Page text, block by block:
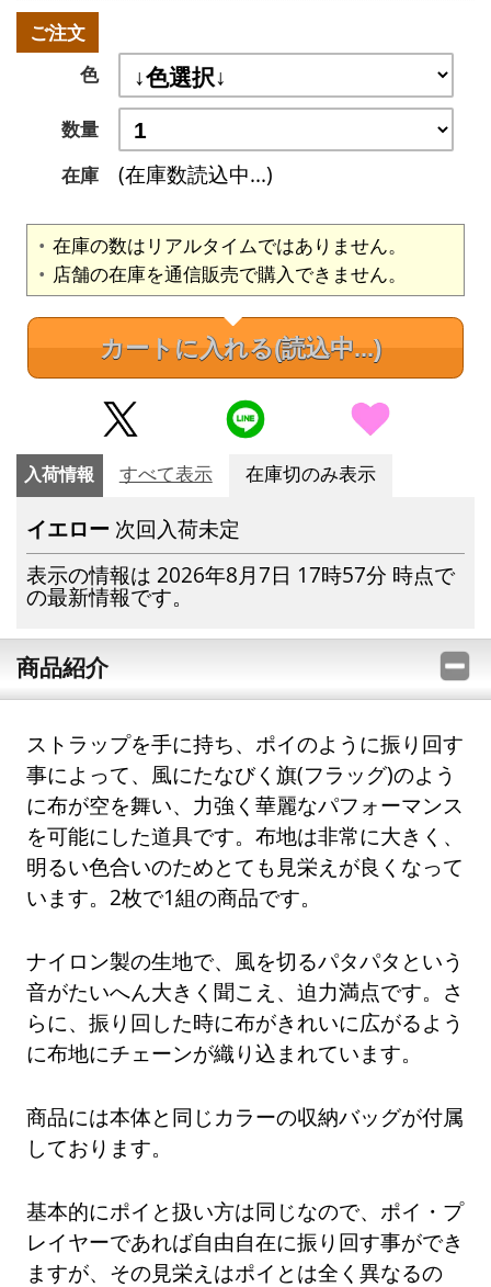
ご注文
色
数量
在庫
(在庫数読込中...)
在庫の数はリアルタイムではありません。
店舗の在庫を通信販売で購入できません。
カートに入れる(読込中...)
入荷情報 すべて表示 在庫切のみ表示
イエロー 次回入荷未定
表示の情報は 2026年8月7日 17時57分 時点で
の最新情報です。
商品紹介
ストラップを手に持ち、ポイのように振り回す
事によって、風にたなびく旗(フラッグ)のよう
に布が空を舞い、力強く華麗なパフォーマンス
を可能にした道具です。布地は非常に大きく、
明るい色合いのためとても見栄えが良くなって
います。2枚で1組の商品です。
ナイロン製の生地で、風を切るパタパタという
音がたいへん大きく聞こえ、迫力満点です。さ
らに、振り回した時に布がきれいに広がるよう
に布地にチェーンが織り込まれています。
商品には本体と同じカラーの収納バッグが付属
しております。
基本的にポイと扱い方は同じなので、ポイ・プ
レイヤーであれば自由自在に振り回す事ができ
ますが、その見栄えはポイとは全く異なるの